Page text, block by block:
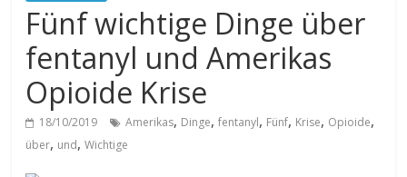
Fünf wichtige Dinge über
fentanyl und Amerikas
Opioide Krise
18/10/2019 Amerikas, Dinge,fentanyl, Fünf, Krise, Opioide,
über, und,Wichtige